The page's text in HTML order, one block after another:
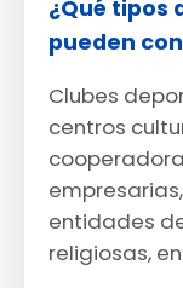
¿Qué tipos
pueden
Clubes
centros
entidades
religiosas,